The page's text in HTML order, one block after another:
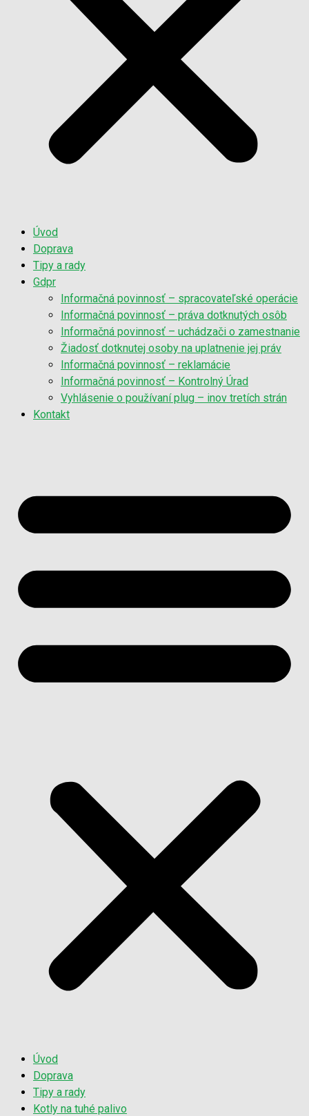
Úvod
Doprava
Tipy a rady
Gdpr
Informačná povinnosť – spracovateľské operácie
Informačná povinnosť – práva dotknutých osôb
Informačná povinnosť – uchádzači o zamestnanie
Žiadosť dotknutej osoby na uplatnenie jej práv
Informačná povinnosť – reklamácie
Informačná povinnosť – Kontrolný Úrad
Vyhlásenie o používaní plug – inov tretích strán
Kontakt
Úvod
Doprava
Tipy a rady
Kotly na tuhé palivo